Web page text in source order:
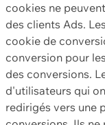
cookies ne
des clients Ads.
cookie de
conversion pour
des conversions.
d'utilisateurs qui
redirigés vers une